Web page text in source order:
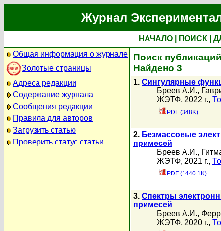
Журнал
НАЧАЛО ПОИСК
Общая информация о журнале
Золотые страницы
Адреса редакции
Содержание журнала
Сообщения редакции
Правила для авторов
Загрузить статью
Проверить статус статьи
Поиск
Найдено 3
1. Сингулярные
Бреев А.И.,
ЖЭТФ, 2022 г.,
PDF (348K)
2. Безмассовые
примесей
Бреев А.И.,
ЖЭТФ, 2021 г.,
PDF (1440.1K)
3. Спектры
примесей
Бреев А.И.,
ЖЭТФ, 2020 г.,